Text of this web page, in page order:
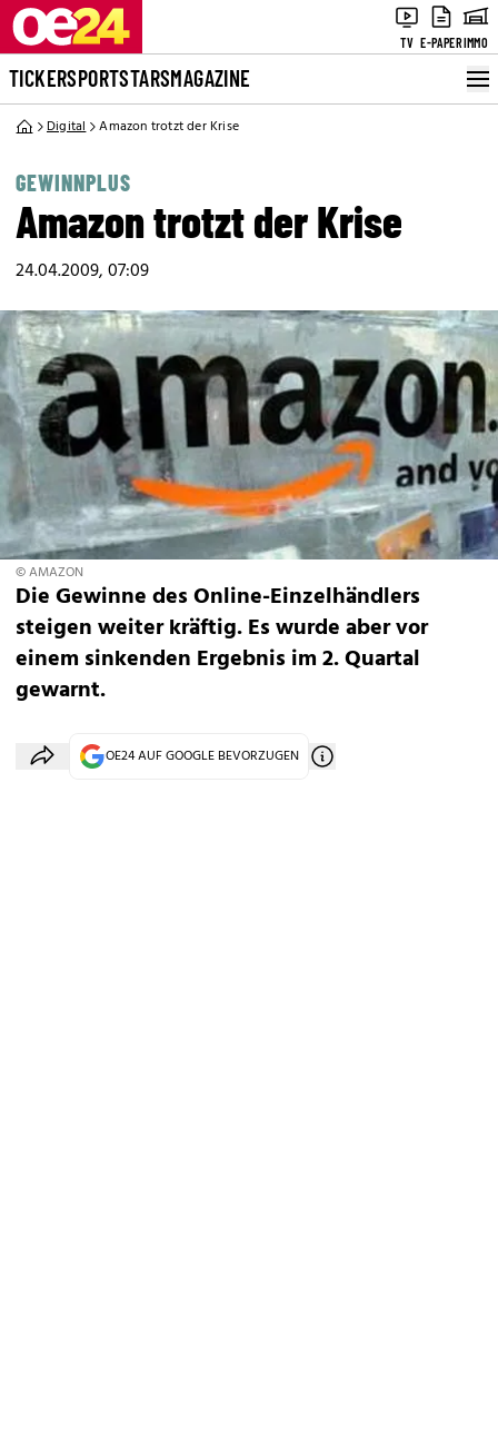
TV E-PAPERIMMO
TICKERSPORTSTARSMAGAZINE
Digital Amazon trotzt der Krise
GEWINNPLUS
Amazon trotzt der Krise
24.04.2009, 07:09
© AMAZON
Die Gewinne des Online-Einzelhändlers
steigen weiter kräftig. Es wurde aber vor
einem sinkenden Ergebnis im 2. Quartal
gewarnt.
OE24 AUF GOOGLE BEVORZUGEN